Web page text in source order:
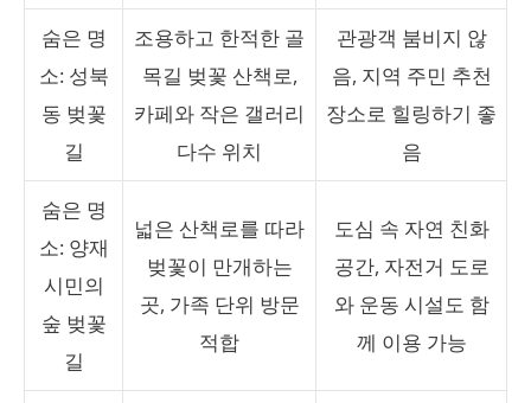
숨은 명
소: 성북
동 벚꽃
길
조용하고 한적한 골
목길 벚꽃 산책로,
카페와 작은 갤러리
다수 위치
관광객 붐비지 않
음, 지역 주민 추천
장소로 힐링하기 좋
음
숨은 명
소: 양재
시민의
숲 벚꽃
길
넓은 산책로를 따라
벚꽃이 만개하는
곳, 가족 단위 방문
적합
도심 속 자연 친화
공간, 자전거 도로
와 운동 시설도 함
께 이용 가능